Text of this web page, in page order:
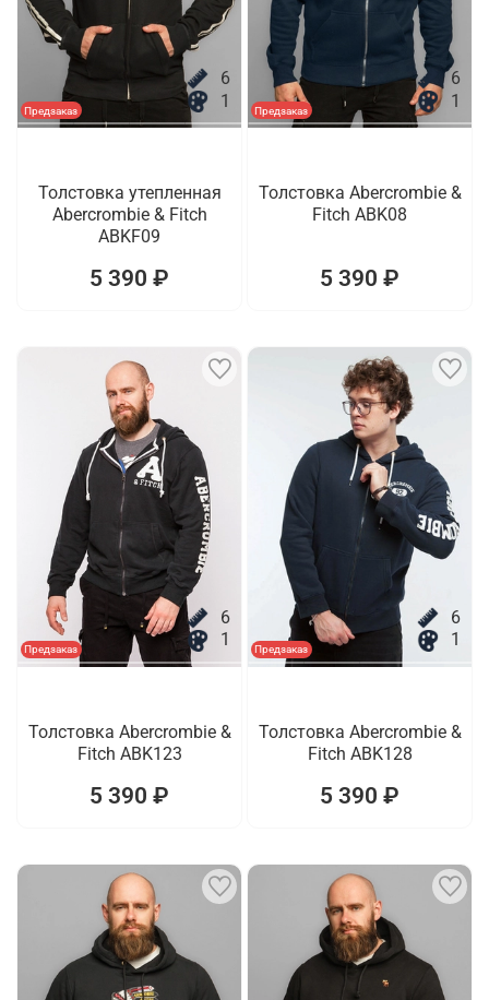
Предзаказ
6
1
Толстовка утепленная
Abercrombie & Fitch
ABKF09
5 390 ₽
Предзаказ
6
1
Толстовка Abercrombie &
Fitch ABK08
5 390 ₽
Предзаказ
6
1
Толстовка Abercrombie &
Fitch ABK123
5 390 ₽
Предзаказ
6
1
Толстовка Abercrombie &
Fitch ABK128
5 390 ₽